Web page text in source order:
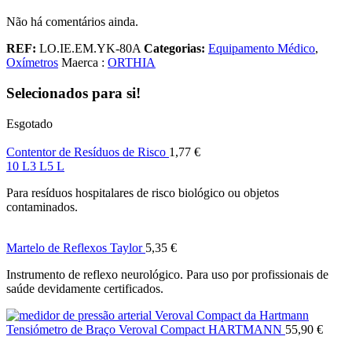
Não há comentários ainda.
REF: LO.IE.EM.YK-80A Categorias: Equipamento Médico,
Oxímetros Maerca : ORTHIA
Selecionados para si!
Esgotado
Contentor de Resíduos de Risco 1,77 €
10 L3 L5 L
Para resíduos hospitalares de risco biológico ou objetos
contaminados.
Martelo de Reflexos Taylor 5,35 €
Instrumento de reflexo neurológico. Para uso por profissionais de
saúde devidamente certificados.
Tensiómetro de Braço Veroval Compact HARTMANN 55,90 €